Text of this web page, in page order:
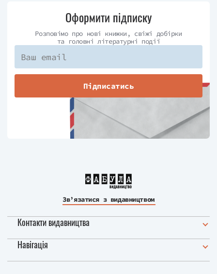
Оформити підписку
Розповімо про нові книжки, свіжі добірки
та головні літературні події
Підписатись
Зв’язатися з видавництвом
Контакти видавництва
Навігація